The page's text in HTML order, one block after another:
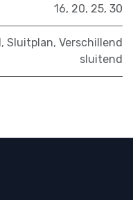
16, 20, 25, 30
, Sluitplan, Verschillend
sluitend